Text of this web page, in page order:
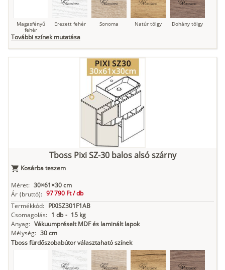
Magasfényű
fehér
Erezett fehér Sonoma Natúr tölgy Dohány tölgy
Loft beton
Szupermatt
Nádzöld
Antracit Matt fekete
További színek mutatása
Tboss Pixi SZ-30 balos alsó szárny
Kosárba teszem
Méret: 30×61×30 cm
Ár (bruttó): 97 790 Ft /db
Termékkód: PIXISZ301F1AB
Csomagolás: 1 db - 15 kg
Anyag: Vákuumpréselt MDF és laminált lapok
Mélység: 30 cm
Tboss fürdőszobabútor választaható színek